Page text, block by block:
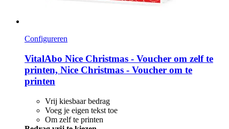
Configureren
VitalAbo Nice Christmas -​ Voucher om zelf te
printen, Nice Christmas -​ Voucher om te
printen
Vrij kiesbaar bedrag
Voeg je eigen tekst toe
Om zelf te printen